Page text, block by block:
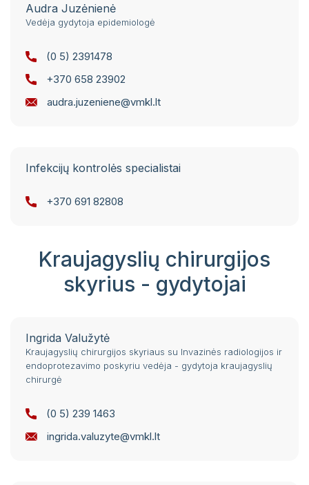
Audra Juzėnienė
Vedėja gydytoja epidemiologė
(0 5) 2391478
+370 658 23902
audra.juzeniene@vmkl.lt
Infekcijų kontrolės specialistai
+370 691 82808
Kraujagyslių chirurgijos
skyrius - gydytojai
Ingrida Valužytė
Kraujagyslių chirurgijos skyriaus su Invazinės radiologijos ir
endoprotezavimo poskyriu vedėja - gydytoja kraujagyslių
chirurgė
(0 5) 239 1463
ingrida.valuzyte@vmkl.lt